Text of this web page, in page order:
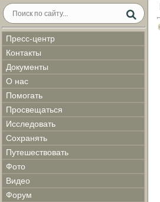
Пресс-центр
Контакты
Документы
О нас
Помогать
Просвещаться
Исследовать
Сохранять
Путешествовать
Фото
Видео
Форум